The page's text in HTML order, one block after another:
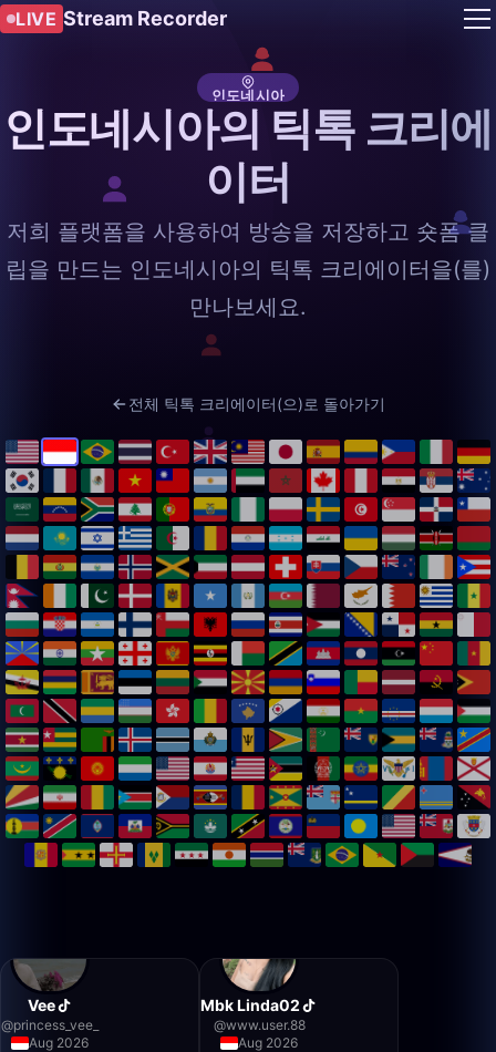
LIVE Stream Recorder
인도네시아
인도네시아의 틱톡 크리에
이터
저희 플랫폼을 사용하여 방송을 저장하고 숏폼 클
립을 만드는 인도네시아의 틱톡 크리에이터을(를)
만나보세요.
전체 틱톡 크리에이터(으)로 돌아가기
Vee
@princess_vee_
Aug 2026
Mbk Linda02
@www.user.88
Aug 2026